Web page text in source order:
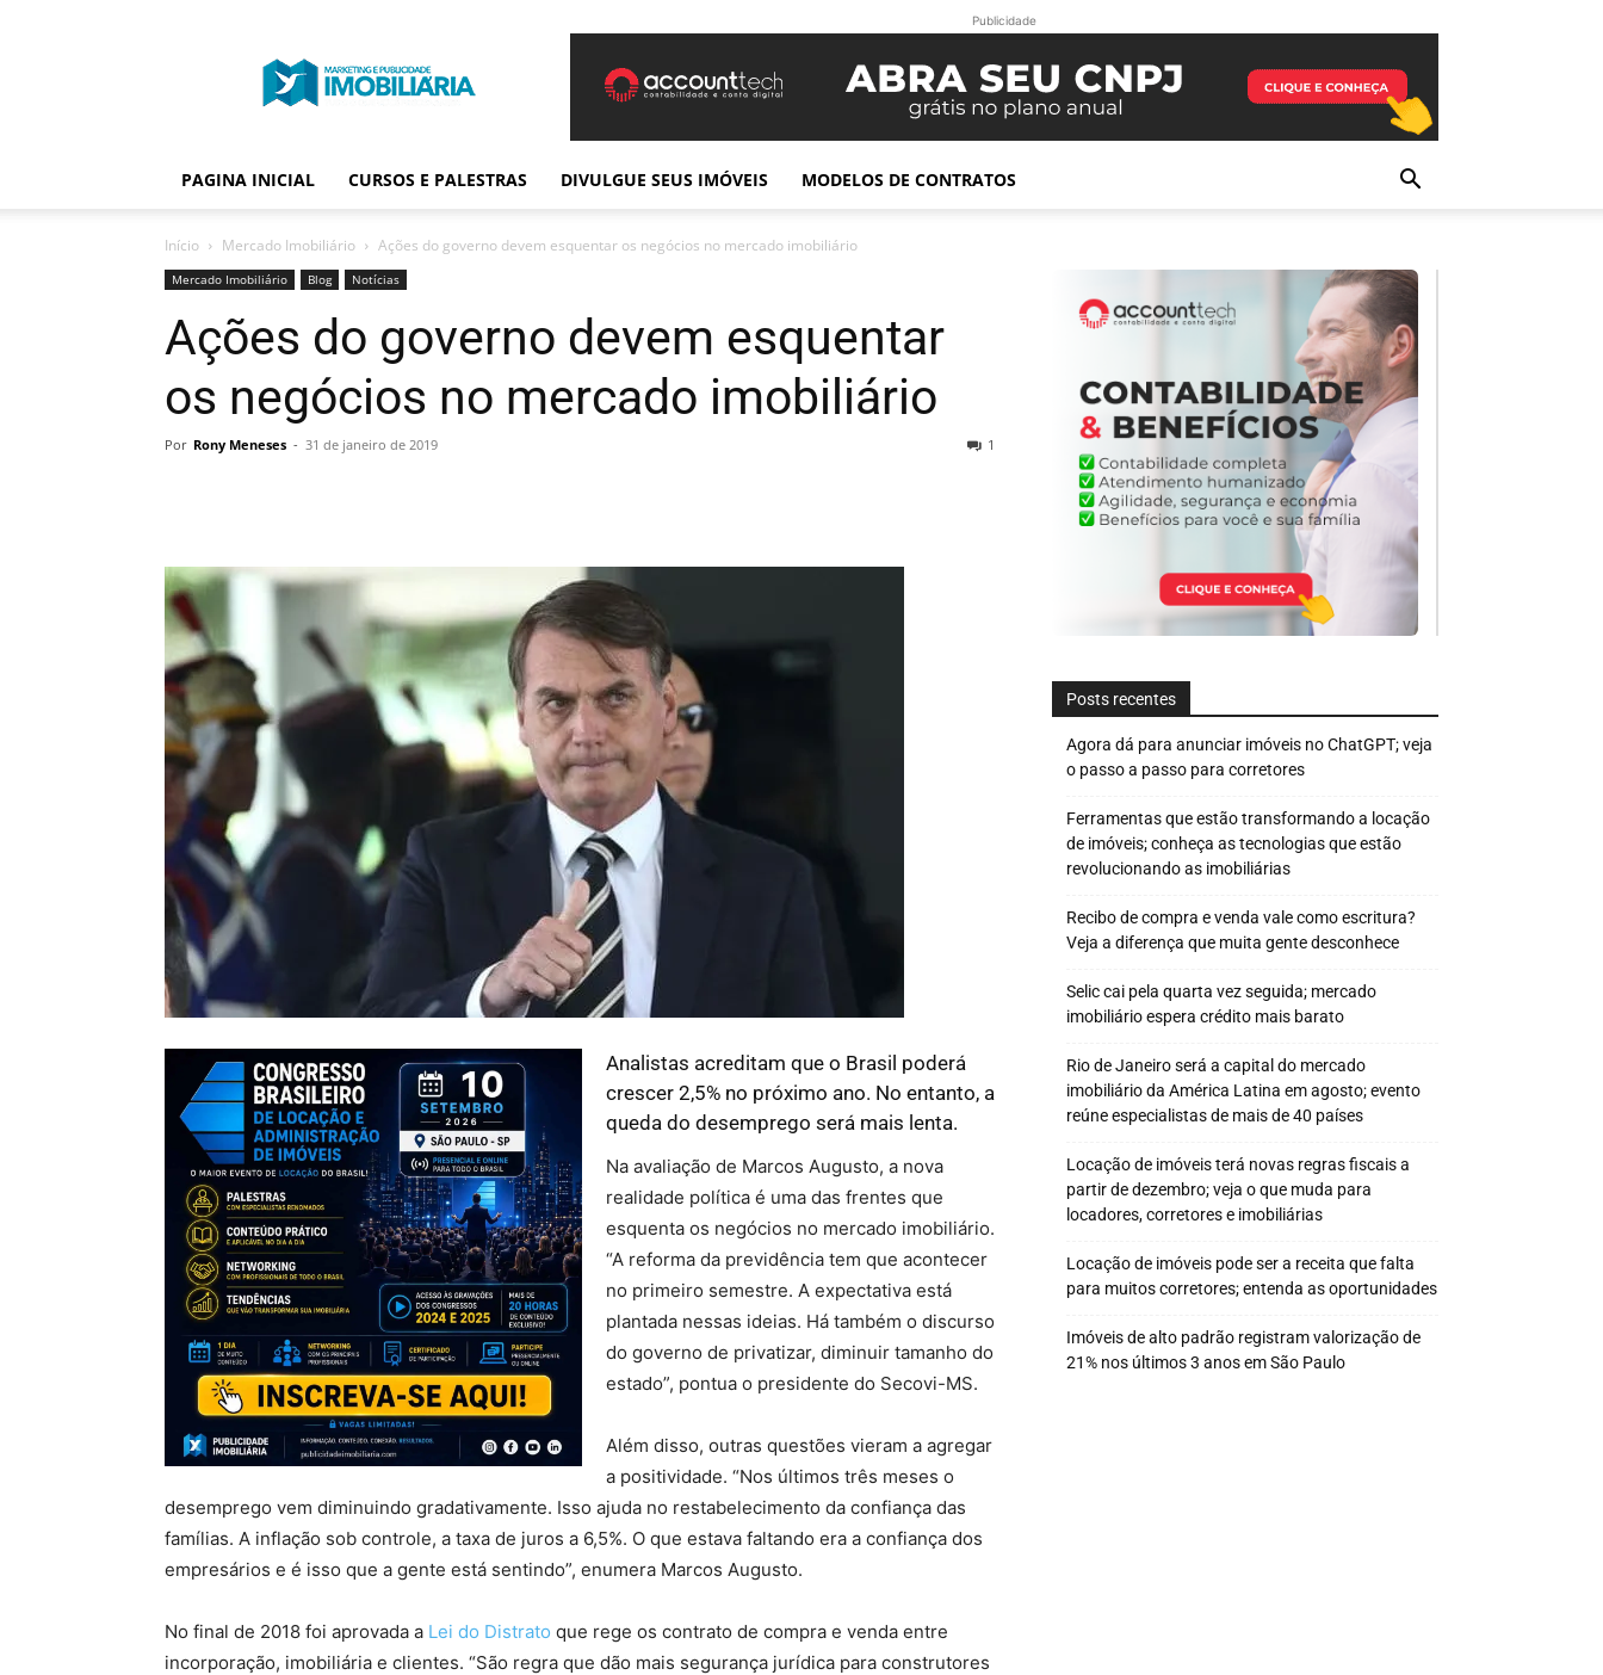
Publicidade
Imobiliária
Publicidade
PAGINA INICIAL CURSOS E PALESTRAS DIVULGUE SEUS IMÓVEIS MODELOS DE CONTRATOS
Início Mercado Imobiliário Ações do governo devem esquentar os negócios no mercado imobiliário
Mercado Imobiliário Blog Notícias
Ações do governo devem esquentar
os negócios no mercado imobiliário
Por Rony Meneses - 31 de janeiro de 2019 1
Analistas acreditam que o Brasil poderá
crescer 2,5% no próximo ano. No entanto, a
queda do desemprego será mais lenta.
Na avaliação de Marcos Augusto, a nova
realidade política é uma das frentes que
esquenta os negócios no mercado imobiliário.
“A reforma da previdência tem que acontecer
no primeiro semestre. A expectativa está
plantada nessas ideias. Há também o discurso
do governo de privatizar, diminuir tamanho do
estado”, pontua o presidente do Secovi-MS.
Além disso, outras questões vieram a agregar
a positividade. “Nos últimos três meses o
desemprego vem diminuindo gradativamente. Isso ajuda no restabelecimento da confiança das
famílias. A inflação sob controle, a taxa de juros a 6,5%. O que estava faltando era a confiança dos
empresários e é isso que a gente está sentindo”, enumera Marcos Augusto.
No final de 2018 foi aprovada a Lei do Distrato que rege os contrato de compra e venda entre
incorporação, imobiliária e clientes. “São regra que dão mais segurança jurídica para construtores
Posts recentes
Agora dá para anunciar imóveis no ChatGPT; veja
o passo a passo para corretores
Ferramentas que estão transformando a locação
de imóveis; conheça as tecnologias que estão
revolucionando as imobiliárias
Recibo de compra e venda vale como escritura?
Veja a diferença que muita gente desconhece
Selic cai pela quarta vez seguida; mercado
imobiliário espera crédito mais barato
Rio de Janeiro será a capital do mercado
imobiliário da América Latina em agosto; evento
reúne especialistas de mais de 40 países
Locação de imóveis terá novas regras fiscais a
partir de dezembro; veja o que muda para
locadores, corretores e imobiliárias
Locação de imóveis pode ser a receita que falta
para muitos corretores; entenda as oportunidades
Imóveis de alto padrão registram valorização de
21% nos últimos 3 anos em São Paulo